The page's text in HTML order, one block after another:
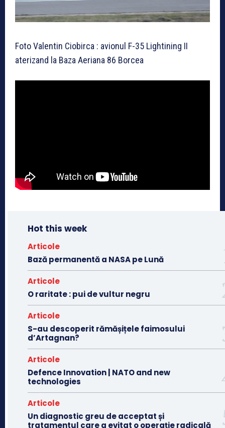
Foto Valentin Ciobirca : avionul F-35 Lightining II
aterizand la Baza Aeriana 86 Borcea
Hot this week
Articole
Bază permanentă a NASA pe Lună
Articole
O raritate : pui de vultur negru
Articole
S-au descoperit rămășițele faimosului
d’Artagnan?
Articole
Defence Innovation | NATO and new
technologies
Articole
Un diagnostic greu de acceptat și
tratamentul care a evitat o operație radicală